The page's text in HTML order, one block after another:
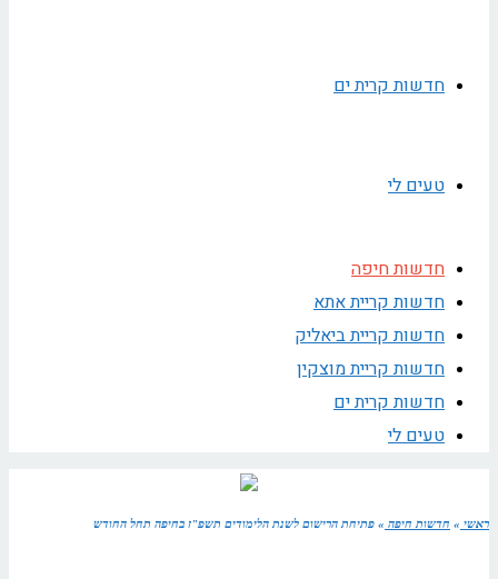
חדשות קרית ים
טעים לי
חדשות חיפה
חדשות קריית אתא
חדשות קריית ביאליק
חדשות קריית מוצקין
חדשות קרית ים
טעים לי
ראשי » חדשות חיפה » פתיחת הרישום לשנת הלימודים תשפ"ז בחיפה תחל החודש